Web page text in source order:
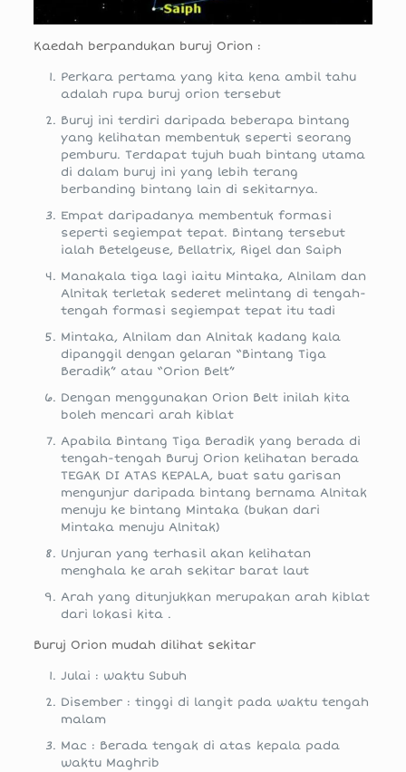
Kaedah berpandukan buruj Orion :
Perkara pertama yang kita kena ambil tahu
adalah rupa buruj orion tersebut
Buruj ini terdiri daripada beberapa bintang
yang kelihatan membentuk seperti seorang
pemburu. Terdapat tujuh buah bintang utama
di dalam buruj ini yang lebih terang
berbanding bintang lain di sekitarnya.
Empat daripadanya membentuk formasi
seperti segiempat tepat. Bintang tersebut
ialah Betelgeuse, Bellatrix, Rigel dan Saiph
Manakala tiga lagi iaitu Mintaka, Alnilam dan
Alnitak terletak sederet melintang di tengah-
tengah formasi segiempat tepat itu tadi
Mintaka, Alnilam dan Alnitak kadang kala
dipanggil dengan gelaran “Bintang Tiga
Beradik” atau “Orion Belt”
Dengan menggunakan Orion Belt inilah kita
boleh mencari arah kiblat
Apabila Bintang Tiga Beradik yang berada di
tengah-tengah Buruj Orion kelihatan berada
TEGAK DI ATAS KEPALA, buat satu garisan
mengunjur daripada bintang bernama Alnitak
menuju ke bintang Mintaka (bukan dari
Mintaka menuju Alnitak)
Unjuran yang terhasil akan kelihatan
menghala ke arah sekitar barat laut
Arah yang ditunjukkan merupakan arah kiblat
dari lokasi kita .
Buruj Orion mudah dilihat sekitar
Julai : waktu Subuh
Disember : tinggi di langit pada waktu tengah
malam
Mac : Berada tengak di atas kepala pada
waktu Maghrib